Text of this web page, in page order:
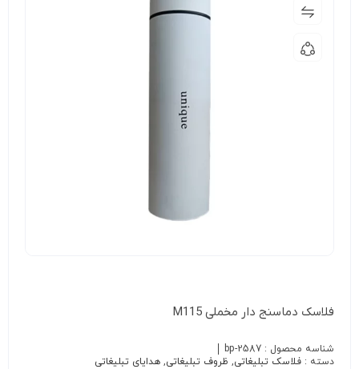
فلاسک دماسنج دار مخملی M115
شناسه محصول : bp-2587
دسته : فلاسک تبلیغاتی, ظروف تبلیغاتی, هدایای تبلیغاتی